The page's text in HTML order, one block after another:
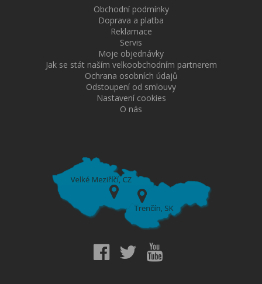
Obchodní podmínky
Doprava a platba
Reklamace
Servis
Moje objednávky
Jak se stát naším velkoobchodním partnerem
Ochrana osobních údajů
Odstoupení od smlouvy
Nastavení cookies
O nás